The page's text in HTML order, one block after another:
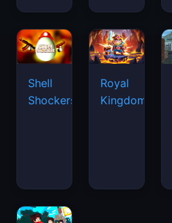
Shell
Shockers
Royal
Kingdom